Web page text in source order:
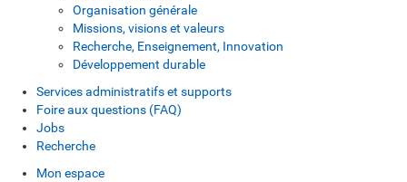
Organisation générale
Missions, visions et valeurs
Recherche, Enseignement, Innovation
Développement durable
Services administratifs et supports
Foire aux questions (FAQ)
Jobs
Recherche
Mon espace